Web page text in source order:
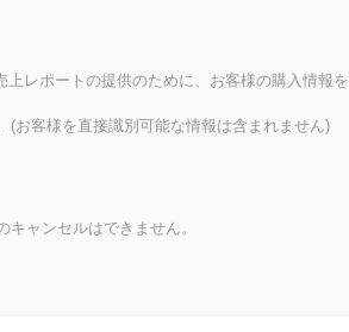
レポートの提供のために、お客様の購入情報を
お客様を直接識別可能な情報は含まれません)
ャンセルはできません。